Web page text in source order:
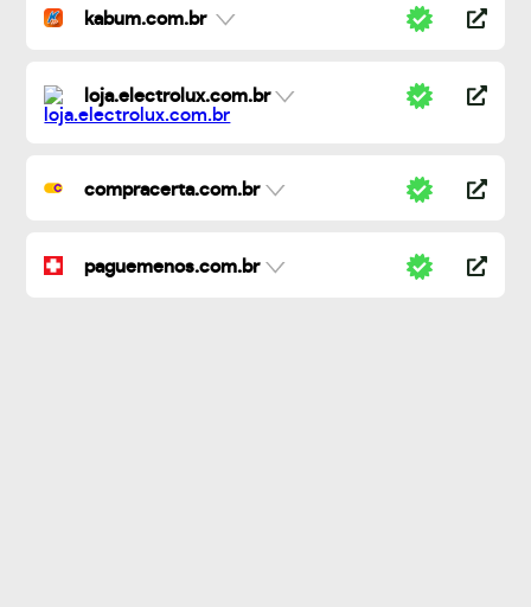
kabum.com.br
loja.electrolux.com.br
compracerta.com.br
paguemenos.com.br